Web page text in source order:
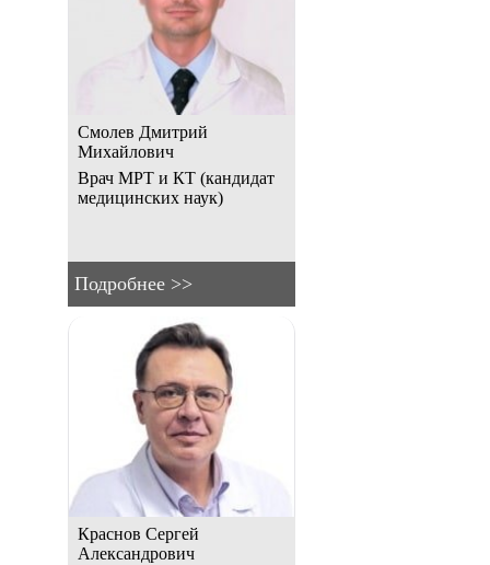
Смолев Дмитрий
Михайлович
Врач МРТ и КТ (кандидат
медицинских наук)
Подробнее >>
Краснов Сергей
Александрович